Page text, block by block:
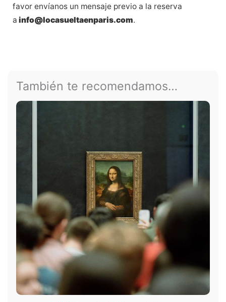
favor envíanos un mensaje previo a la reserva
a info@locasueltaenparis.com.
También te recomendamos…